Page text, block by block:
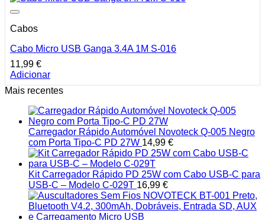
Cabos
Cabo Micro USB Ganga 3.4A 1M S-016
11,99 €
Adicionar
Mais recentes
Carregador Rápido Automóvel Novoteck Q-005 Negro
com Porta Tipo-C PD 27W 14,99 €
Kit Carregador Rápido PD 25W com Cabo USB-C para
USB-C – Modelo C-029T 16,99 €